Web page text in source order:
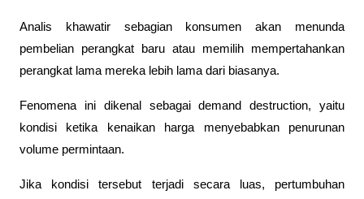
Analis khawatir sebagian konsumen akan menunda
pembelian perangkat baru atau memilih mempertahankan
perangkat lama mereka lebih lama dari biasanya.
Fenomena ini dikenal sebagai demand destruction, yaitu
kondisi ketika kenaikan harga menyebabkan penurunan
volume permintaan.
Jika kondisi tersebut terjadi secara luas, pertumbuhan